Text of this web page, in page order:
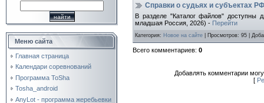
Меню сайта
Главная страница
Календари соревнований
Программа ToSha
Tosha_android
AnyLot - программа жеребьевки
Справки о судьях и субъектах
В разделе "Каталог файлов" доступны
младшая Россия, 2026) - Перейти
Категория: Новое на сайте Просмотров: 95 |
Всего комментариев: 0
Добавлять комментарии
[